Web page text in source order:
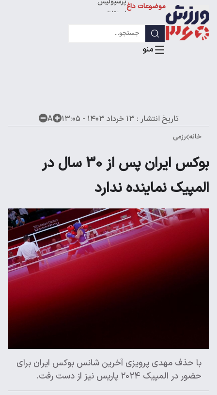
موضوعات داغپرسپولیس
لیگ قهرمانان
تاریخ انتشار : ۱۳ خرداد ۱۴۰۳ - ۱۳:۰۵ A
خانه رزمی
بوکس ایران پس از 30 سال در
المپیک نماینده ندارد
با حذف مهدی پرویزی آخرین شانس بوکس ایران برای
حضور در المپیک ۲۰۲۴ پاریس نیز از دست رفت.